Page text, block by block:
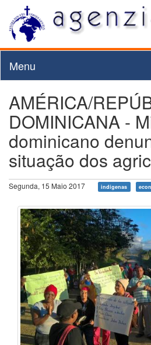
Menu
AMÉRICA/
DOMINICANA -
dominicano
situação dos
Segunda, 15 Maio 2017 indígenas